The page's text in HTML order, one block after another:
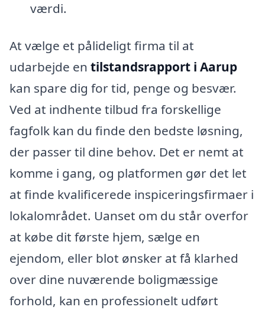
værdi.
At vælge et pålideligt firma til at
udarbejde en tilstandsrapport i Aarup
kan spare dig for tid, penge og besvær.
Ved at indhente tilbud fra forskellige
fagfolk kan du finde den bedste løsning,
der passer til dine behov. Det er nemt at
komme i gang, og platformen gør det let
at finde kvalificerede inspiceringsfirmaer i
lokalområdet. Uanset om du står overfor
at købe dit første hjem, sælge en
ejendom, eller blot ønsker at få klarhed
over dine nuværende boligmæssige
forhold, kan en professionelt udført